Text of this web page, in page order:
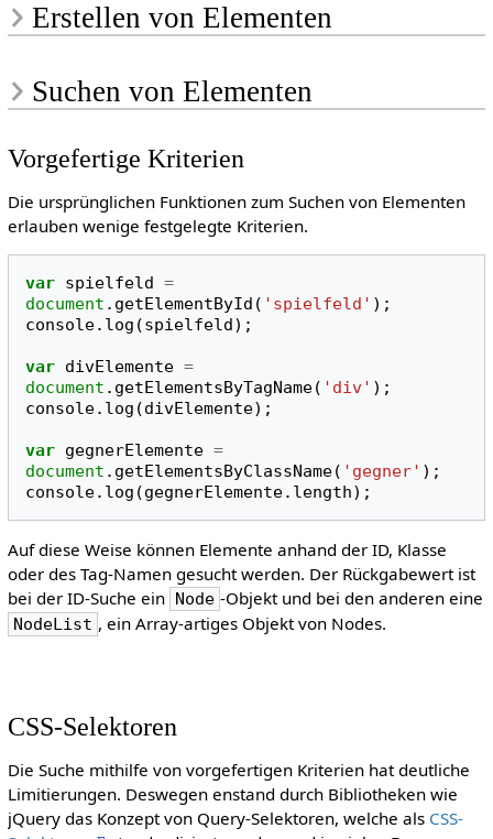
Erstellen von Elementen
Suchen von Elementen
Vorgefertige Kriterien
Die ursprünglichen Funktionen zum Suchen von Elementen
erlauben wenige festgelegte Kriterien.
var spielfeld =
document . getElementById ( 'spielfeld' );
console. log (spielfeld);
var divElemente =
document . getElementsByTagName( 'div' );
console. log (divElemente);
var gegnerElemente =
document . getElementsByClassName( 'gegner' );
console. log (gegnerElemente. length);
Auf diese Weise können Elemente anhand der ID, Klasse
oder des Tag-Namen gesucht werden. Der Rückgabewert ist
bei der ID-Suche ein Node -Objekt und bei den anderen eine
NodeList , ein Array-artiges Objekt von Nodes.
CSS-Selektoren
Die Suche mithilfe von vorgefertigen Kriterien hat deutliche
Limitierungen. Deswegen enstand durch Bibliotheken wie
jQuery das Konzept von Query-Selektoren, welche als CSS-